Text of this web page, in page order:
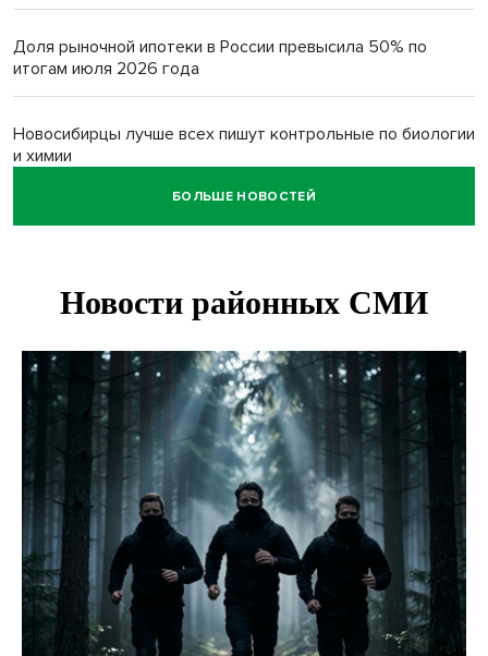
Доля рыночной ипотеки в России превысила 50% по
итогам июля 2026 года
Новосибирцы лучше всех пишут контрольные по биологии
и химии
Нейросеть для диагностики депрессии в крови создали в
Двум бойцам СВО после минно-взрывной травмы
Персидский ковер «108 шахов» впервые вывезли из музея
Востока в Новосибирск
Актриса из Новосибирска Евгения Туркова сыграла мать
в сериале «Малой»
БОЛЬШЕ НОВОСТЕЙ